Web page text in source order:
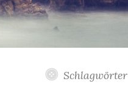
Schlagwörter